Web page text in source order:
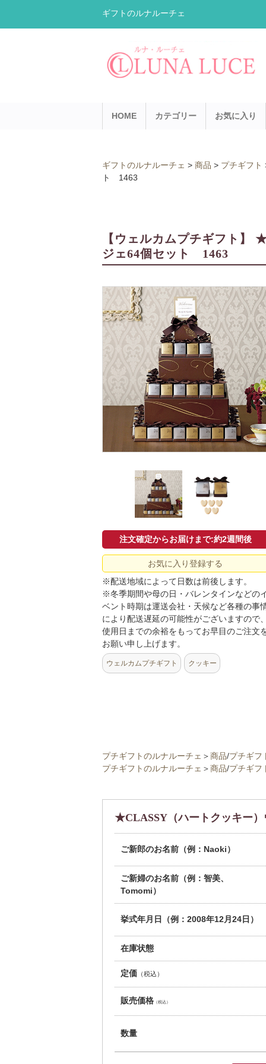
ギフトのルナルーチェ
HOME カテゴリー お気に入り
ギフトのルナルーチェ > 商品 > プチギフト
ト 1463
【ウェルカムプチギフト】
ジェ64個セット 1463
注文確定からお届けまで:約2週間後
お気に入り登録する
※配送地域によって日数は前後します。
※冬季期間や母の日・バレンタインなどの
ベント時期は運送会社・天候など各種の事
により配送遅延の可能性がございますので
使用日までの余裕をもってお早目のご注文
お願い申し上げます。
ウェルカムプチギフト クッキー
プチギフトのルナルーチェ ＞商品/プチギフ
プチギフトのルナルーチェ ＞商品/プチギフ
★CLASSY（ハートクッキー
ご新郎のお名前（例：Naoki）
ご新婦のお名前（例：智美、
Tomomi）
挙式年月日（例：2008年12月24日）
在庫状態
定価 （税込）
販売価格（税込）
数量